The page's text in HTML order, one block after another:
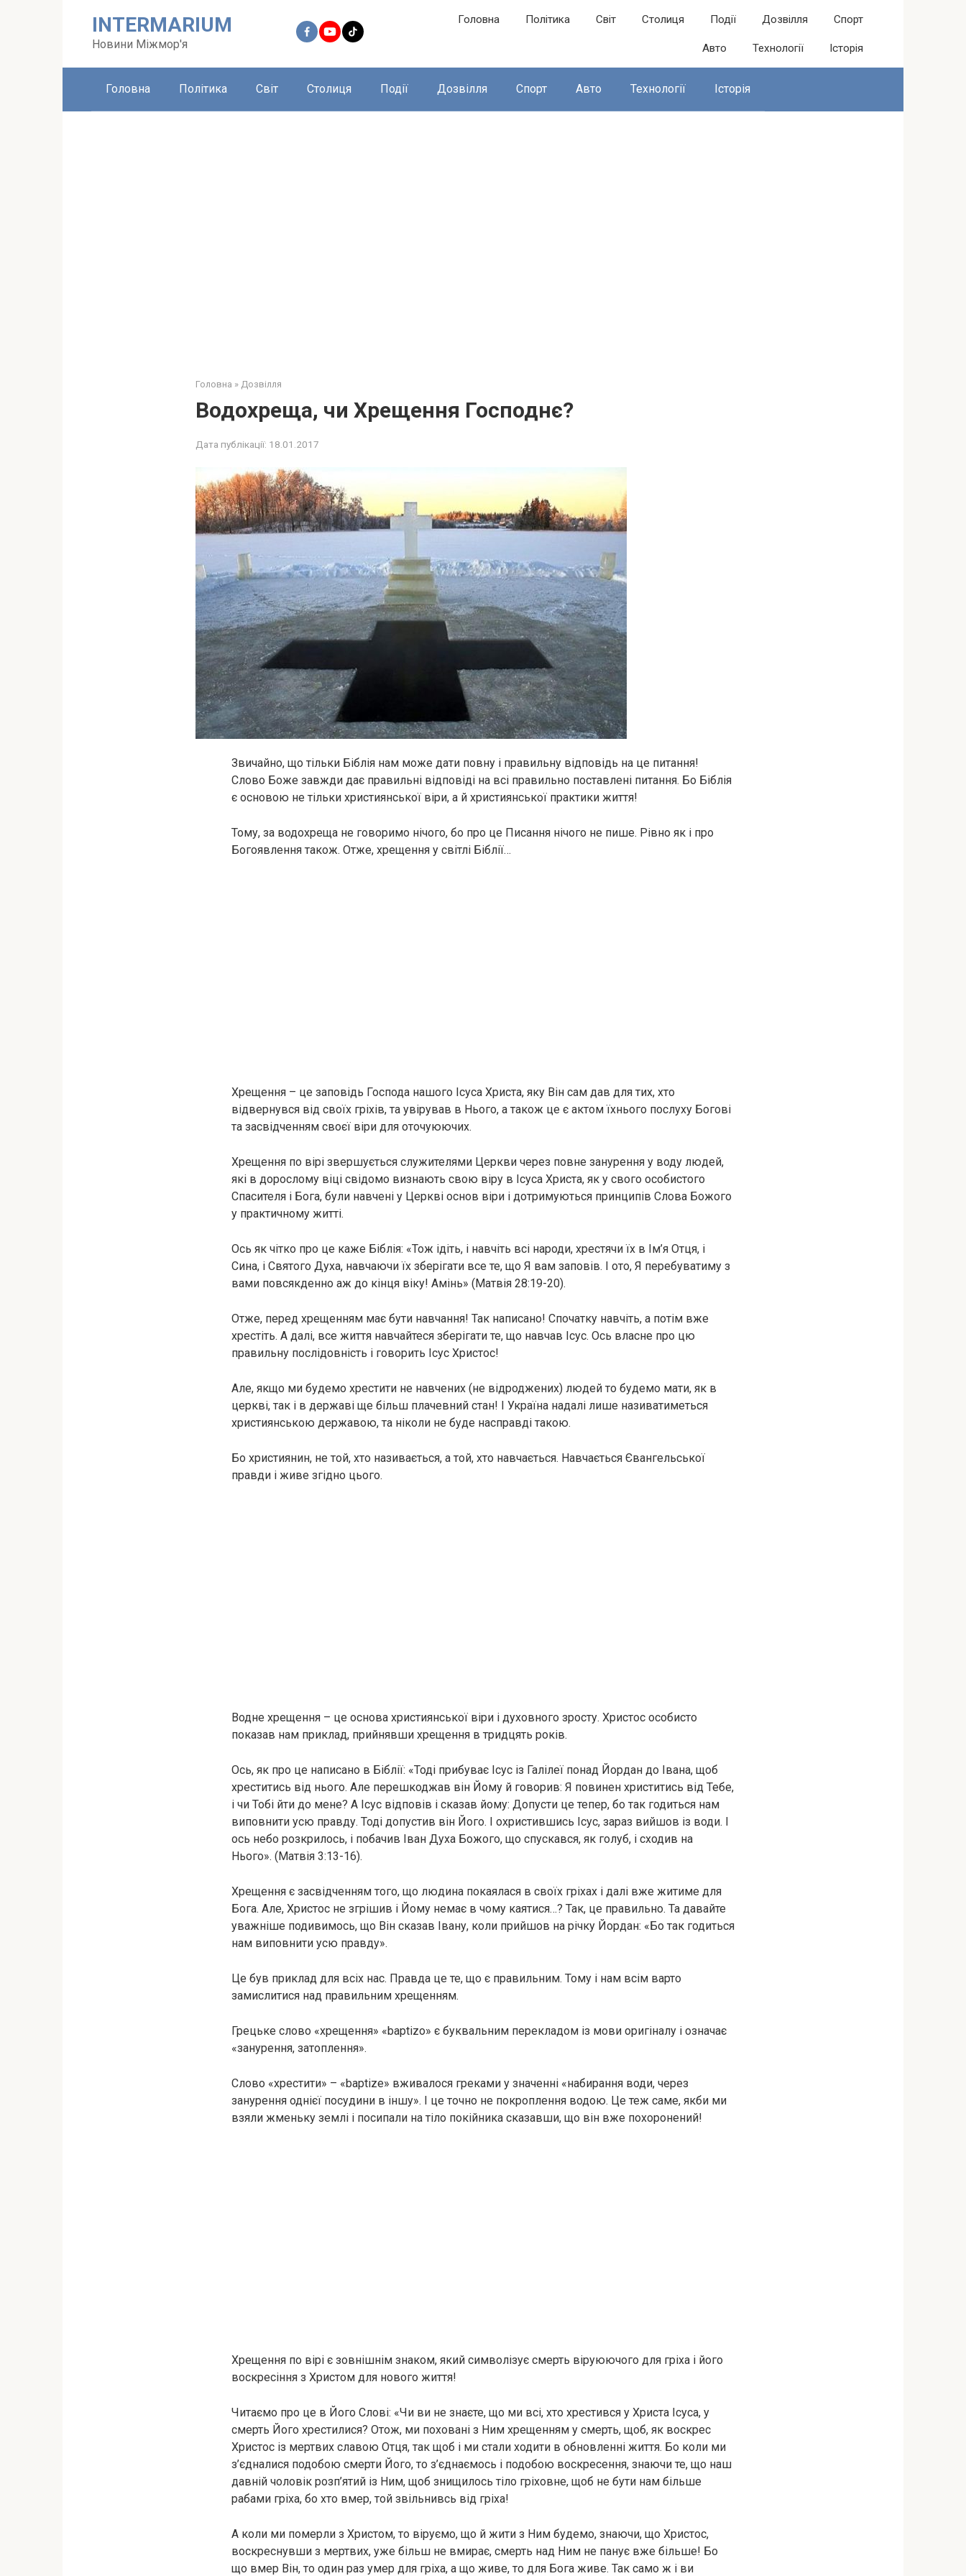
INTERMARIUM
Новини Міжмор'я
Головна Політика Світ Столиця Події Дозвілля Спорт
Авто Технології Історія
Головна Політика Світ Столиця Події Дозвілля Спорт Авто Технології Історія
Головна » Дозвілля
Водохреща, чи Хрещення Господнє?
Дата публікації: 18.01.2017
Звичайно, що тільки Біблія нам може дати повну і правильну відповідь на це питання!
Слово Боже завжди дає правильні відповіді на всі правильно поставлені питання. Бо Біблія
є основою не тільки християнської віри, а й християнської практики життя!
Тому, за водохреща не говоримо нічого, бо про це Писання нічого не пише. Рівно як і про
Богоявлення також. Отже, хрещення у світлі Біблії…
Хрещення – це заповідь Господа нашого Ісуса Христа, яку Він сам дав для тих, хто
відвернувся від своїх гріхів, та увірував в Нього, а також це є актом їхнього послуху Богові
та засвідченням своєї віри для оточуюючих.
Хрещення по вірі звершується служителями Церкви через повне занурення у воду людей,
які в дорослому віці свідомо визнають свою віру в Ісуса Христа, як у свого особистого
Спасителя і Бога, були навчені у Церкві основ віри і дотримуються принципів Слова Божого
у практичному житті.
Ось як чітко про це каже Біблія: «Тож ідіть, і навчіть всі народи, хрестячи їх в Ім’я Отця, і
Сина, і Святого Духа, навчаючи їх зберігати все те, що Я вам заповів. І ото, Я перебуватиму з
вами повсякденно аж до кінця віку! Амінь» (Матвія 28:19-20).
Отже, перед хрещенням має бути навчання! Так написано! Спочатку навчіть, а потім вже
хрестіть. А далі, все життя навчайтеся зберігати те, що навчав Ісус. Ось власне про цю
правильну послідовність і говорить Ісус Христос!
Але, якщо ми будемо хрестити не навчених (не відроджених) людей то будемо мати, як в
церкві, так і в державі ще більш плачевний стан! І Україна надалі лише називатиметься
християнською державою, та ніколи не буде насправді такою.
Бо християнин, не той, хто називається, а той, хто навчається. Навчається Євангельської
правди і живе згідно цього.
Водне хрещення – це основа християнської віри і духовного зросту. Христос особисто
показав нам приклад, прийнявши хрещення в тридцять років.
Ось, як про це написано в Біблії: «Тоді прибуває Ісус із Галілеї понад Йордан до Івана, щоб
хреститись від нього. Але перешкоджав він Йому й говорив: Я повинен христитись від Тебе,
і чи Тобі йти до мене? А Ісус відповів і сказав йому: Допусти це тепер, бо так годиться нам
виповнити усю правду. Тоді допустив він Його. І охристившись Ісус, зараз вийшов із води. І
ось небо розкрилось, і побачив Іван Духа Божого, що спускався, як голуб, і сходив на
Нього». (Матвія 3:13-16).
Хрещення є засвідченням того, що людина покаялася в своїх гріхах і далі вже житиме для
Бога. Але, Христос не згрішив і Йому немає в чому каятися…? Так, це правильно. Та давайте
уважніше подивимось, що Він сказав Івану, коли прийшов на річку Йордан: «Бо так годиться
нам виповнити усю правду».
Це був приклад для всіх нас. Правда це те, що є правильним. Тому і нам всім варто
замислитися над правильним хрещенням.
Грецьке слово «хрещення» «baptizо» є буквальним перекладом із мови оригіналу і означає
«занурення, затоплення».
Слово «хрестити» – «baptizе» вживалося греками у значенні «набирання води, через
занурення однієї посудини в іншу». І це точно не покроплення водою. Це теж саме, якби ми
взяли жменьку землі і посипали на тіло покійника сказавши, що він вже похоронений!
Хрещення по вірі є зовнішнім знаком, який символізує смерть віруюючого для гріха і його
воскресіння з Христом для нового життя!
Читаємо про це в Його Слові: «Чи ви не знаєте, що ми всі, хто хрестився у Христа Ісуса, у
смерть Його хрестилися? Отож, ми поховані з Ним хрещенням у смерть, щоб, як воскрес
Христос із мертвих славою Отця, так щоб і ми стали ходити в обновленні життя. Бо коли ми
з’єдналися подобою смерти Його, то з’єднаємось і подобою воскресення, знаючи те, що наш
давній чоловік розп’ятий із Ним, щоб знищилось тіло гріховне, щоб не бути нам більше
рабами гріха, бо хто вмер, той звільнивсь від гріха!
А коли ми померли з Христом, то віруємо, що й жити з Ним будемо, знаючи, що Христос,
воскреснувши з мертвих, уже більш не вмирає, смерть над Ним не панує вже більше! Бо
що вмер Він, то один раз умер для гріха, а що живе, то для Бога живе. Так само ж і ви